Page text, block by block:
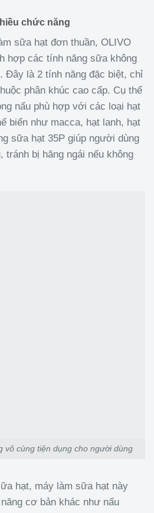
chức năng
sữa hạt đơn thuần, OLIVO
hợp các tính năng sữa không
Đây là 2 tính năng đặc biệt, chỉ
phân khúc cao cấp. Cụ thể
nấu phù hợp với các loại hạt
biến như macca, hạt lanh, hạt
sữa hạt 35P giúp người dùng
tránh bị hăng ngái nếu không
vô cùng tiện dụng cho người dùng
hạt, máy làm sữa hạt này
cơ bản khác như nấu